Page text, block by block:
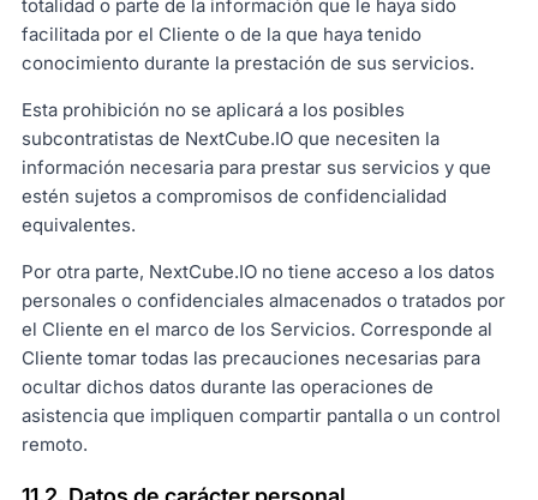
totalidad o parte de la información que le haya sido
facilitada por el Cliente o de la que haya tenido
conocimiento durante la prestación de sus servicios.
Esta prohibición no se aplicará a los posibles
subcontratistas de NextCube.IO que necesiten la
información necesaria para prestar sus servicios y que
estén sujetos a compromisos de confidencialidad
equivalentes.
Por otra parte, NextCube.IO no tiene acceso a los datos
personales o confidenciales almacenados o tratados por
el Cliente en el marco de los Servicios. Corresponde al
Cliente tomar todas las precauciones necesarias para
ocultar dichos datos durante las operaciones de
asistencia que impliquen compartir pantalla o un control
remoto.